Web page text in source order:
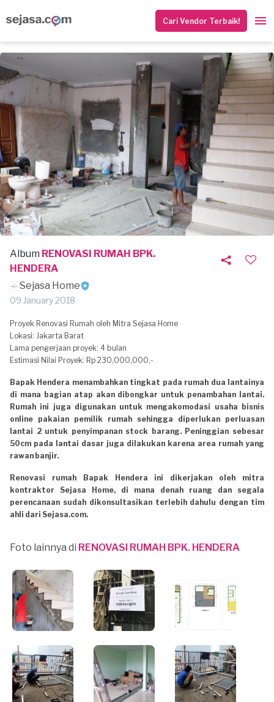
Cari Vendor Terbaik!
Album RENOVASI RUMAH BPK.
HENDERA
Sejasa Home
09 January 2018
Proyek Renovasi Rumah oleh Mitra Sejasa Home
Lokasi: Jakarta Barat
Lama pengerjaan proyek: 4 bulan
Estimasi Nilai Proyek: Rp 230,000,000,-
Bapak Hendera menambahkan tingkat pada rumah dua lantainya
di mana bagian atap akan dibongkar untuk penambahan lantai.
Rumah ini juga digunakan untuk mengakomodasi usaha bisnis
online pakaian pemilik rumah sehingga diperlukan perluasan
lantai 2 untuk penyimpanan stock barang. Peninggian sebesar
50cm pada lantai dasar juga dilakukan karena area rumah yang
rawan banjir.
Renovasi rumah Bapak Hendera ini dikerjakan oleh mitra
kontraktor Sejasa Home, di mana denah ruang dan segala
perencanaan sudah dikonsultasikan terlebih dahulu dengan tim
ahli dari Sejasa.com.
Foto lainnya di RENOVASI RUMAH BPK. HENDERA